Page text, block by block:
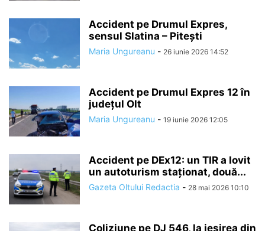
Accident pe Drumul Expres,
sensul Slatina – Pitești
Maria Ungureanu - 26 iunie 2026 14:52
Accident pe Drumul Expres 12 în
județul Olt
Maria Ungureanu - 19 iunie 2026 12:05
Accident pe DEx12: un TIR a lovit
un autoturism staționat, două...
Gazeta Oltului Redactia - 28 mai 2026 10:10
Coliziune pe DJ 546, la ieșirea din